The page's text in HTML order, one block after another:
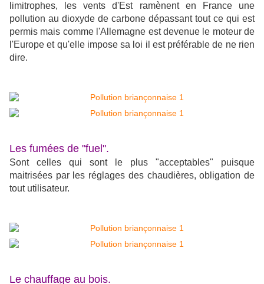
limitrophes, les vents d'Est ramènent en France une
pollution au dioxyde de carbone dépassant tout ce qui est
permis mais comme l'Allemagne est devenue le moteur de
l'Europe et qu'elle impose sa loi il est préférable de ne rien
dire.
Les fumées de "fuel".
Sont celles qui sont le plus "acceptables" puisque
maitrisées par les réglages des chaudières, obligation de
tout utilisateur.
Le chauffage au bois.